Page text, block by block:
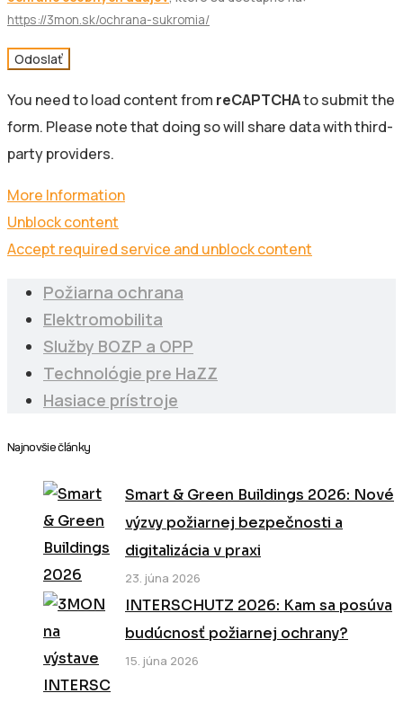
https://3mon.sk/ochrana-sukromia/
Odoslať
You need to load content from reCAPTCHAto submit the
form. Please note that doing so will share data with third-
party providers.
More Information
Unblock content
Accept required service and unblock content
Požiarna ochrana
Elektromobilita
Služby BOZP a OPP
Technológie pre HaZZ
Hasiace prístroje
Najnovšie články
Smart & Green Buildings 2026: Nové
výzvy požiarnej bezpečnosti a
digitalizácia v praxi
23. júna 2026
INTERSCHUTZ 2026: Kam sa posúva
budúcnosť požiarnej ochrany?
15. júna 2026